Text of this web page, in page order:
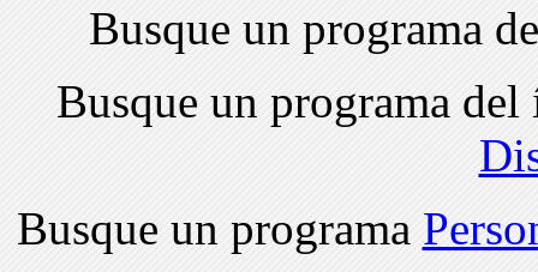
Busque un programa
Busque un programa
Busque un programa